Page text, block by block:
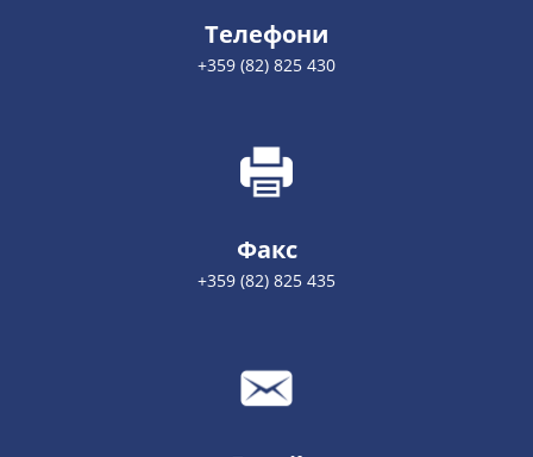
Телефони
+359 (82) 825 430
Факс
+359 (82) 825 435